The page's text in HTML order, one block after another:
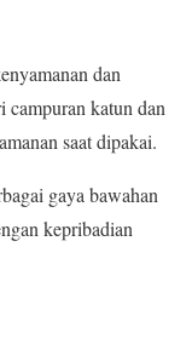
dan
campuran katun dan
saat dipakai.
gaya bawahan
kepribadian